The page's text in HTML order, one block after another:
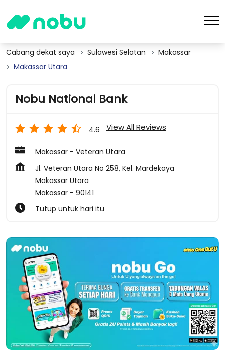
Cabang dekat saya Sulawesi Selatan
Makassar
Makassar Utara
Nobu National Bank
4.6 View All Reviews
Makassar - Veteran Utara
Jl. Veteran Utara No 258, Kel. Mardekaya
Makassar Utara
Makassar - 90141
Tutup untuk hari itu